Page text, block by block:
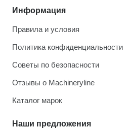
Информация
Правила и условия
Политика конфиденциальности
Советы по безопасности
Отзывы о Machineryline
Каталог марок
Наши предложения